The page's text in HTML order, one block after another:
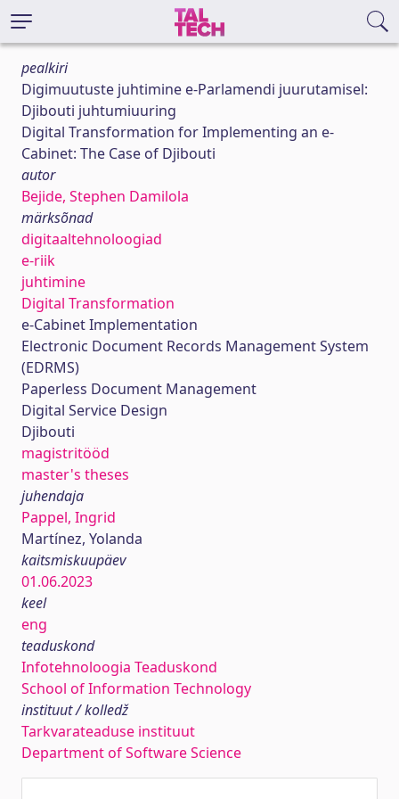
pealkiri
Digimuutuste juhtimine e-Parlamendi juurutamisel:
Djibouti juhtumiuuring
Digital Transformation for Implementing an e-
Cabinet: The Case of Djibouti
autor
Bejide, Stephen Damilola
märksõnad
digitaaltehnoloogiad
e-riik
juhtimine
Digital Transformation
e-Cabinet Implementation
Electronic Document Records Management System
(EDRMS)
Paperless Document Management
Digital Service Design
Djibouti
magistritööd
master's theses
juhendaja
Pappel, Ingrid
Martínez, Yolanda
kaitsmiskuupäev
01.06.2023
keel
eng
teaduskond
Infotehnoloogia Teaduskond
School of Information Technology
instituut / kolledž
Tarkvarateaduse instituut
Department of Software Science